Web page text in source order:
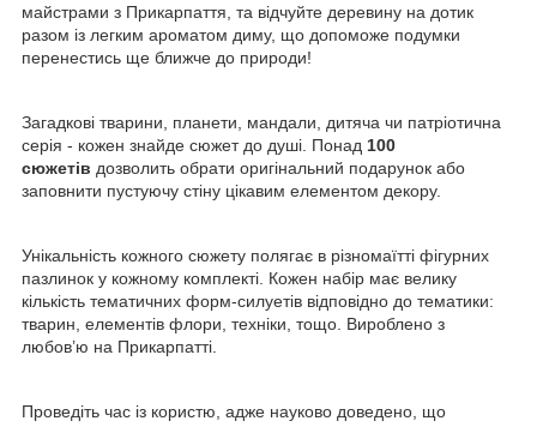
майстрами з Прикарпаття, та відчуйте деревину на дотик
разом із легким ароматом диму, що допоможе подумки
перенестись ще ближче до природи!
Загадкові тварини, планети, мандали, дитяча чи патріотична
серія - кожен знайде сюжет до душі. Понад 100
сюжетів дозволить обрати оригінальний подарунок або
заповнити пустуючу стіну цікавим елементом декору.
Унікальність кожного сюжету полягає в різномаїтті фігурних
пазлинок у кожному комплекті. Кожен набір має велику
кількість тематичних форм-силуетів відповідно до тематики:
тварин, елементів флори, техніки, тощо. Вироблено з
любов’ю на Прикарпатті.
Проведіть час із користю, адже науково доведено, що